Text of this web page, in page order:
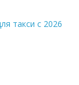
такси с 2026